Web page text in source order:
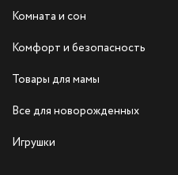
Комната и сон
Комфорт и безопасность
Товары для мамы
Все для новорожденных
Игрушки